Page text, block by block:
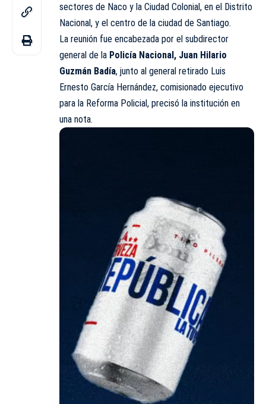
sectores de Naco y la Ciudad Colonial, en el Distrito
Nacional, y el centro de la ciudad de Santiago.
La reunión fue encabezada por el subdirector
general de la Policía Nacional, Juan Hilario
Guzmán Badía, junto al general retirado Luis
Ernesto García Hernández, comisionado ejecutivo
para la Reforma Policial, precisó la institución en
una nota.